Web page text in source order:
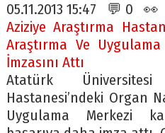
05.11.2013 15:47 💬 0 👀
Aziziye Araştırma
Araştırma Ve
İmzasını Attı
Atatürk
Hastanesi’ndeki Organ
Uygulama Merkezi